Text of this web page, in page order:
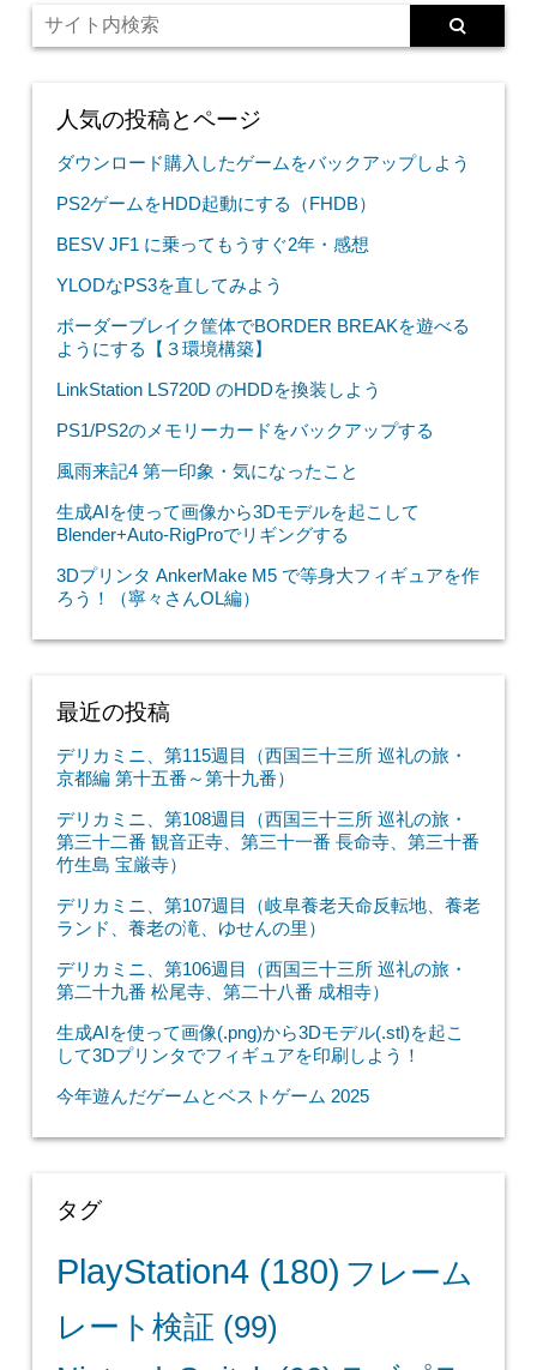
人気の投稿とページ
ダウンロード購入したゲームをバックアップしよう
PS2ゲームをHDD起動にする（FHDB）
BESV JF1 に乗ってもうすぐ2年・感想
YLODなPS3を直してみよう
ボーダーブレイク筐体でBORDER BREAKを遊べる
ようにする【３環境構築】
LinkStation LS720D のHDDを換装しよう
PS1/PS2のメモリーカードをバックアップする
風雨来記4 第一印象・気になったこと
生成AIを使って画像から3Dモデルを起こして
Blender+Auto-RigProでリギングする
3Dプリンタ AnkerMake M5 で等身大フィギュアを作
ろう！（寧々さんOL編）
最近の投稿
デリカミニ、第115週目（西国三十三所 巡礼の旅・
京都編 第十五番～第十九番）
デリカミニ、第108週目（西国三十三所 巡礼の旅・
第三十二番 観音正寺、第三十一番 長命寺、第三十番
竹生島 宝厳寺）
デリカミニ、第107週目（岐阜養老天命反転地、養老
ランド、養老の滝、ゆせんの里）
デリカミニ、第106週目（西国三十三所 巡礼の旅・
第二十九番 松尾寺、第二十八番 成相寺）
生成AIを使って画像(.png)から3Dモデル(.stl)を起こ
して3Dプリンタでフィギュアを印刷しよう！
今年遊んだゲームとベストゲーム 2025
タグ
PlayStation4(180) フレーム
レート検証 (99)